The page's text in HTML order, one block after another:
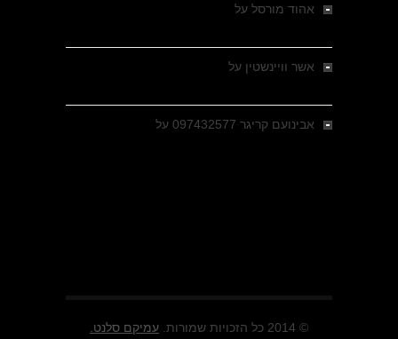
אהוד מורסל על
אשר וויינשטין על
אבינועם קריגר 097432577 על
© 2014 כל הזכויות שמורות. עמיקם סלנט.